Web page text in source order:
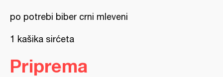
po potrebi biber crni mleveni
1 kašika sirćeta
Priprema